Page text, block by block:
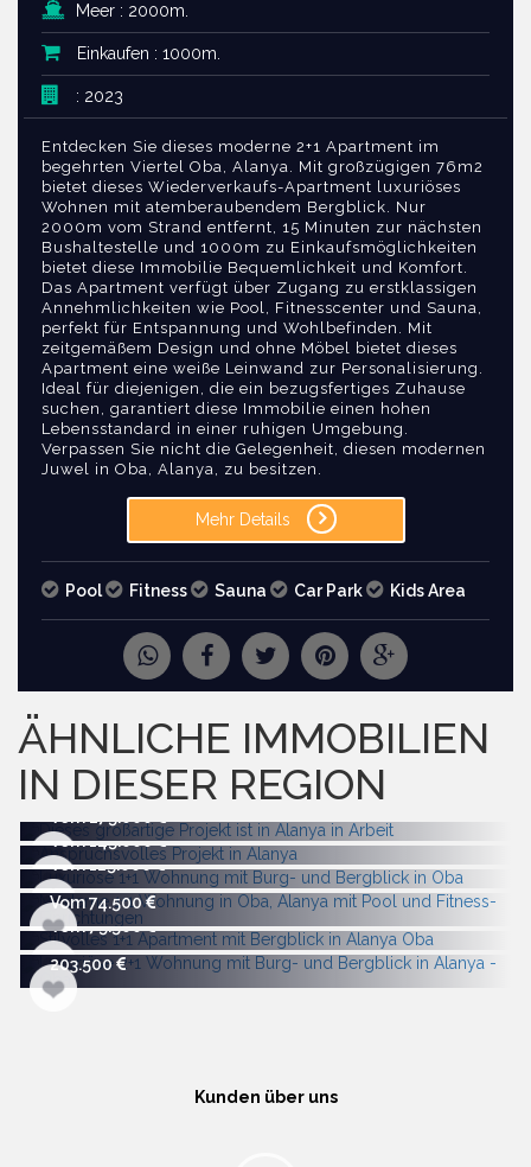
ANFRAGE NACH MEHR BILDERN
Meer : 2000m.
Einkaufen : 1000m.
: 2023
Entdecken Sie dieses moderne 2+1 Apartment im
begehrten Viertel Oba, Alanya. Mit großzügigen 76m2
bietet dieses Wiederverkaufs-Apartment luxuriöses
Wohnen mit atemberaubendem Bergblick. Nur
2000m vom Strand entfernt, 15 Minuten zur nächsten
Bushaltestelle und 1000m zu Einkaufsmöglichkeiten
bietet diese Immobilie Bequemlichkeit und Komfort.
Das Apartment verfügt über Zugang zu erstklassigen
Annehmlichkeiten wie Pool, Fitnesscenter und Sauna,
perfekt für Entspannung und Wohlbefinden. Mit
zeitgemäßem Design und ohne Möbel bietet dieses
Apartment eine weiße Leinwand zur Personalisierung.
Ideal für diejenigen, die ein bezugsfertiges Zuhause
suchen, garantiert diese Immobilie einen hohen
Lebensstandard in einer ruhigen Umgebung.
Verpassen Sie nicht die Gelegenheit, diesen modernen
Juwel in Oba, Alanya, zu besitzen.
Mehr Details
Pool Fitness Sauna Car Park Kids Area
ÄHNLICHE IMMOBILIEN
IN DIESER REGION
Vom 145.000
Vom 125.000
Vom 74.500
Vom 75.500
203.500
Kunden über uns